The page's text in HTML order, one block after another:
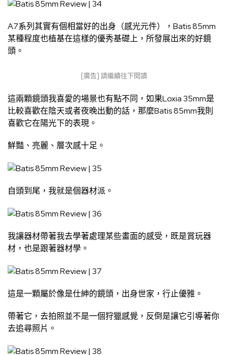
A7系列其實有個相當好的出身（感光元件），Batis 85mm
某種程度也植基在這樣的優秀基礎上，所發展出來的好鏡
頭。
[廣告] 請繼續往下閱讀
這兩顆鏡頭我喜愛的場景也有點不同，如果Loxia 35mm是
比較喜歡在陰天或者夜晚出動的話，那麼Batis 85mm我則
喜歡它在陽光下的表現。
鮮豔、亮麗、層次感十足。
自頭到尾，我就是個器材派。
我讓器材帶著我去學著處理某些畫面的感受，既是賞玩器
材，也是跟著器材學。
這是一顆屬於像是仕紳的鏡頭，出身世家，行止優雅。
帶著它，去拍照並不是一個狩獵感覺，反倒是讓它引導著你
去追尋照片。